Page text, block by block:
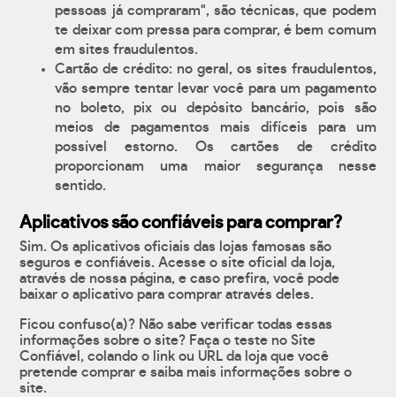
pessoas já compraram", são técnicas, que podem
te deixar com pressa para comprar, é bem comum
em sites fraudulentos.
Cartão de crédito: no geral, os sites fraudulentos,
vão sempre tentar levar você para um pagamento
no boleto, pix ou depósito bancário, pois são
meios de pagamentos mais difíceis para um
possível estorno. Os cartões de crédito
proporcionam uma maior segurança nesse
sentido.
Aplicativos são confiáveis para comprar?
Sim. Os aplicativos oficiais das lojas famosas são
seguros e confiáveis. Acesse o site oficial da loja,
através de nossa página, e caso prefira, você pode
baixar o aplicativo para comprar através deles.
Ficou confuso(a)? Não sabe verificar todas essas
informações sobre o site? Faça o teste no Site
Confiável, colando o link ou URL da loja que você
pretende comprar e saiba mais informações sobre o
site.